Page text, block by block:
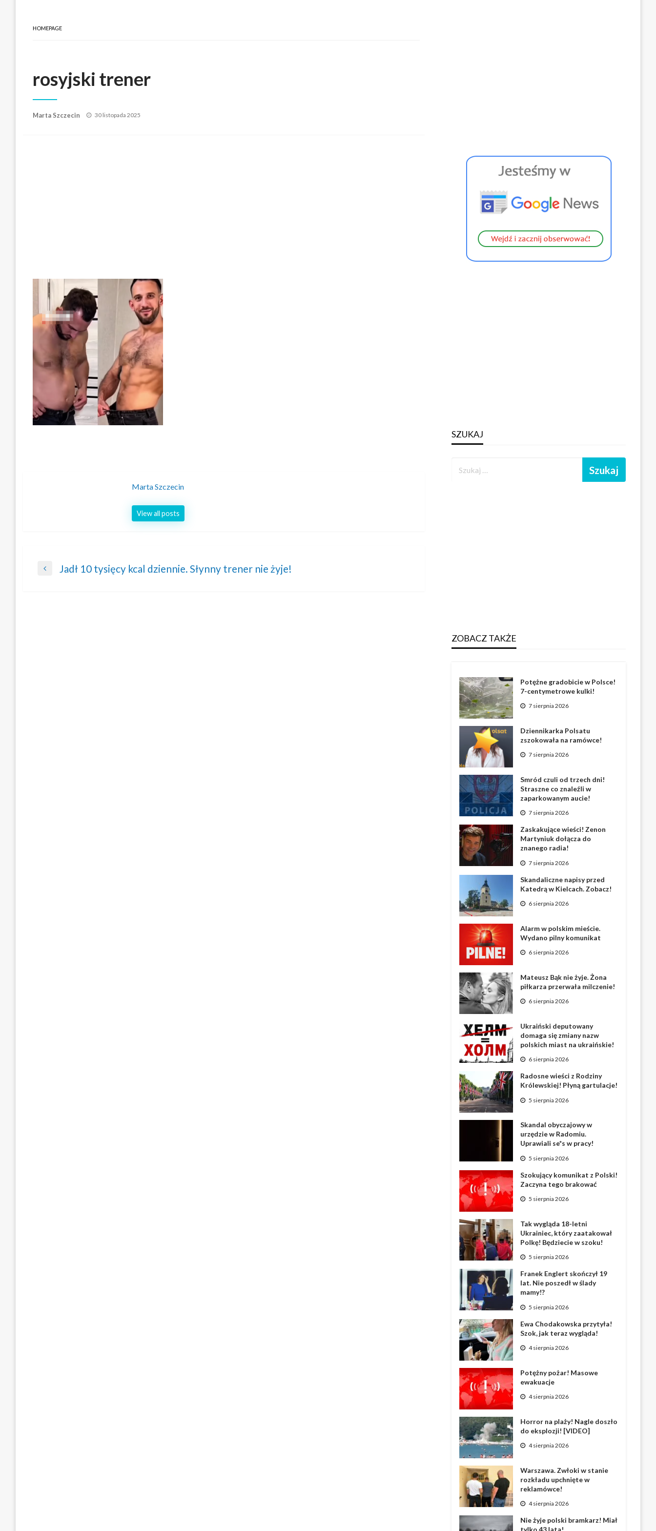
HOMEPAGE
rosyjski trener
Marta Szczecin
Posted
30 listopada 2025
Marta Szczecin
View all posts
Nawigacja
Previous
Jadł 10 tysięcy kcal dziennie. Słynny trener nie żyje!
SZUKAJ
ZOBACZ TAKŻE
Potężne gradobicie w Polsce!
7-centymetrowe kulki!
7 sierpnia 2026
Dziennikarka Polsatu
zszokowała na ramówce!
7 sierpnia 2026
Smród czuli od trzech dni!
Straszne co znaleźli w
zaparkowanym aucie!
7 sierpnia 2026
Zaskakujące wieści! Zenon
Martyniuk dołącza do
znanego radia!
7 sierpnia 2026
Skandaliczne napisy przed
Katedrą w Kielcach. Zobacz!
6 sierpnia 2026
Alarm w polskim mieście.
Wydano pilny komunikat
6 sierpnia 2026
Mateusz Bąk nie żyje. Żona
piłkarza przerwała milczenie!
6 sierpnia 2026
Ukraiński deputowany
domaga się zmiany nazw
polskich miast na ukraińskie!
6 sierpnia 2026
Radosne wieści z Rodziny
Królewskiej! Płyną gartulacje!
5 sierpnia 2026
Skandal obyczajowy w
urzędzie w Radomiu.
Uprawiali se*s w pracy!
5 sierpnia 2026
Szokujący komunikat z Polski!
Zaczyna tego brakować
5 sierpnia 2026
Tak wygląda 18-letni
Ukrainiec, który zaatakował
Polkę! Będziecie w szoku!
5 sierpnia 2026
Franek Englert skończył 19
lat. Nie poszedł w ślady
mamy!?
5 sierpnia 2026
Ewa Chodakowska przytyła!
Szok, jak teraz wygląda!
4 sierpnia 2026
Potężny pożar! Masowe
ewakuacje
4 sierpnia 2026
Horror na plaży! Nagle doszło
do eksplozji! [VIDEO]
4 sierpnia 2026
Warszawa. Zwłoki w stanie
rozkładu upchnięte w
reklamówce!
4 sierpnia 2026
Nie żyje polski bramkarz! Miał